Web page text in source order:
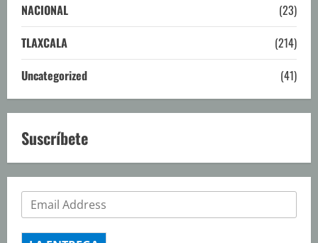
NACIONAL
(23)
TLAXCALA
(214)
Uncategorized
(41)
Suscríbete